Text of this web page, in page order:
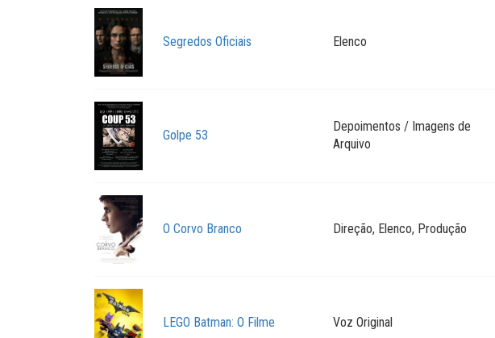
Segredos Oficiais Elenco
Golpe 53
Depoimentos / Imagens de
Arquivo
O Corvo Branco Direção, Elenco, Produção
LEGO Batman: O Filme Voz Original